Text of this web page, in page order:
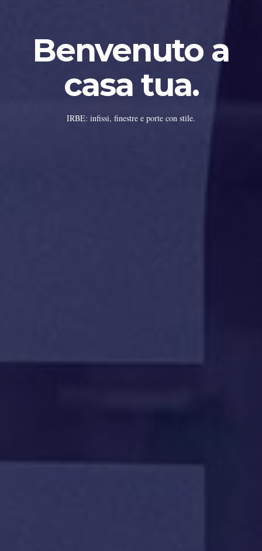
Benvenuto a
casa tua.
IRBE: infissi, finestre e porte con stile.